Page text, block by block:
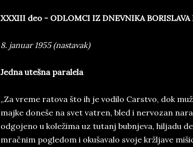
XXXIII deo - ODLOMCI IZ DNEVNIKA BORISLAVA
8. januar 1955 (nastavak)
Jedna utešna paralela
„Za vreme ratova što ih je vodilo Carstvo, dok
majke doneše na svet vatren, bled i nervozan
odgojeno u koležima uz tutanj bubnjeva, hiljadu
mračnim pogledom i okušavalo svoje kržljave